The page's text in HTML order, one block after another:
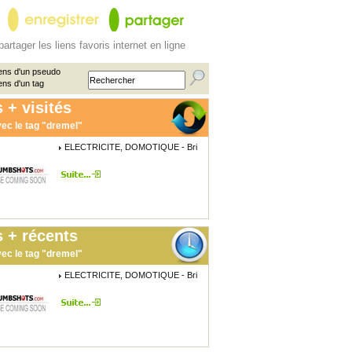
les liens favoris internet en ligne
d'un pseudo
d'un tag
+ visités
le tag "dremel"
ELECTRICITE, DOMOTIQUE - Bri
+ récents
le tag "dremel"
ELECTRICITE, DOMOTIQUE - Bri